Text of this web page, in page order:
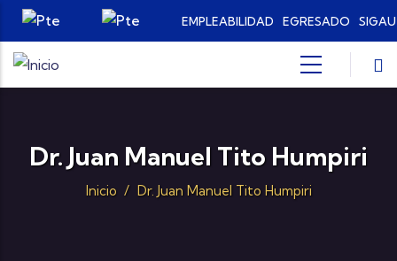
Pasar al contenido principal
EMPLEABILIDAD EGRESADO SIGAU
Dr. Juan Manuel Tito Humpiri
Inicio / Dr. Juan Manuel Tito Humpiri